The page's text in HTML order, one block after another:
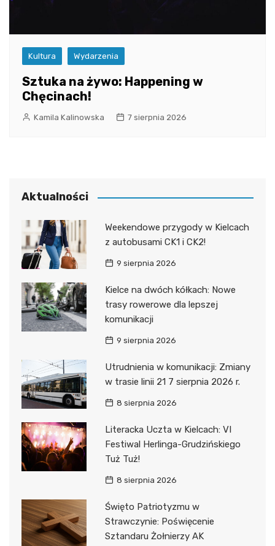
Kultura Wydarzenia
Sztuka na żywo: Happening w
Chęcinach!
Kamila Kalinowska 7 sierpnia 2026
Aktualności
Weekendowe przygody w Kielcach
z autobusami CK1 i CK2!
9 sierpnia 2026
Kielce na dwóch kółkach: Nowe
trasy rowerowe dla lepszej
komunikacji
9 sierpnia 2026
Utrudnienia w komunikacji: Zmiany
w trasie linii 21 7 sierpnia 2026 r.
8 sierpnia 2026
Literacka Uczta w Kielcach: VI
Festiwal Herlinga-Grudzińskiego
Tuż Tuż!
8 sierpnia 2026
Święto Patriotyzmu w
Strawczynie: Poświęcenie
Sztandaru Żołnierzy AK